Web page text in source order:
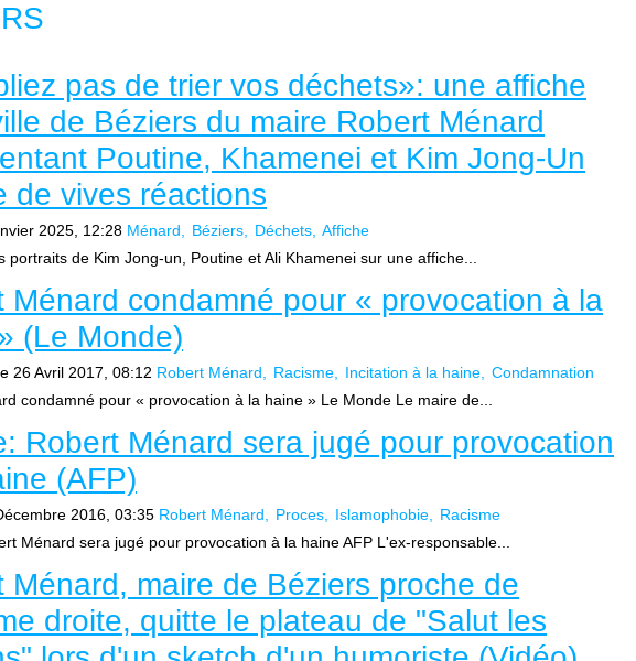
pas de trier vos déchets»: une affiche
de Béziers du maire Robert Ménard
Poutine, Khamenei et Kim Jong-Un
de vives réactions
2025, 12:28 Ménard Béziers Déchets Affiche
portraits de Kim Jong-un, Poutine et Ali Khamenei sur une affiche...
Ménard condamné pour « provocation à la
(Le Monde)
26 Avril 2017, 08:12 Robert Ménard Racisme Incitation à la haine
Condamnation
condamné pour « provocation à la haine » Le Monde Le maire de...
Robert Ménard sera jugé pour provocation
(AFP)
2016, 03:35 Robert Ménard Proces Islamophobie
Racisme
Ménard sera jugé pour provocation à la haine AFP L'ex-responsable...
Ménard, maire de Béziers proche de
droite, quitte le plateau de "Salut les